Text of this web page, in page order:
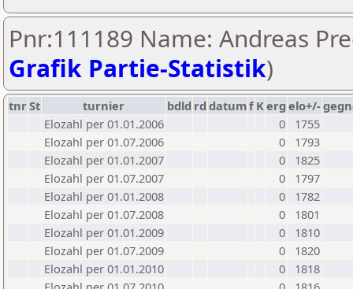
Pnr:111189 Name: Andreas
Grafik Partie-Statistik)
tnrSt turnier bdld rd datumf Kerg elo+/-
Elozahl per 01.01.2006
0
1755
Elozahl per 01.07.2006
0
1793
Elozahl per 01.01.2007
0
1825
Elozahl per 01.07.2007
0
1797
Elozahl per 01.01.2008
0
1782
Elozahl per 01.07.2008
0
1801
Elozahl per 01.01.2009
0
1810
Elozahl per 01.07.2009
0
1820
Elozahl per 01.01.2010
0
1818